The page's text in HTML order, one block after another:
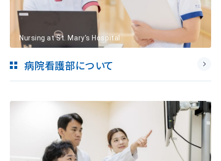
Nursing at St. Mary's Hospital
病院看護部について